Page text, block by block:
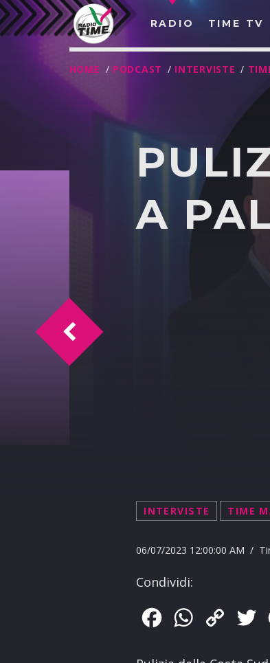
RADIO TIME TV
HOME / PODCAST / INTERVISTE /
A
INTERVISTE TIME
06/07/2023 12:00:00 AM /
Condividi:
FacebookWhatsApp
Copy
ALFIO SCUDERI PRESENTA LA